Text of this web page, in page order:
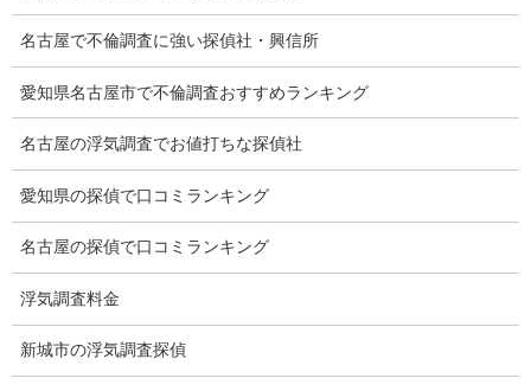
会社案内
損害保険調査
会社沿革
プライバシーポリシー
探偵業法
名古屋で不倫調査に強い探偵社・興信所
愛知県名古屋市で不倫調査おすすめランキング
名古屋の浮気調査でお値打ちな探偵社
愛知県の探偵で口コミランキング
名古屋の探偵で口コミランキング
浮気調査料金
新城市の浮気調査探偵